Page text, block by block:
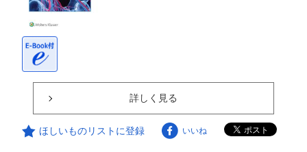
詳しく見る
ほしいものリストに登録 いいね